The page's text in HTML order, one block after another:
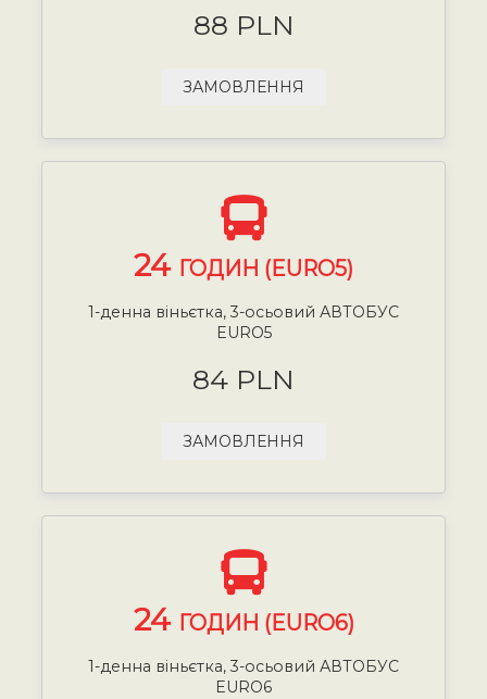
88 PLN
ЗАМОВЛЕННЯ
24 ГОДИН (EURO5)
1-денна віньєтка, 3-осьовий АВТОБУС
EURO5
84 PLN
ЗАМОВЛЕННЯ
24 ГОДИН (EURO6)
1-денна віньєтка, 3-осьовий АВТОБУС
EURO6